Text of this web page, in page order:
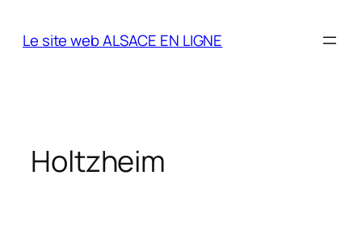
Le site web ALSACE EN LIGNE
Holtzheim